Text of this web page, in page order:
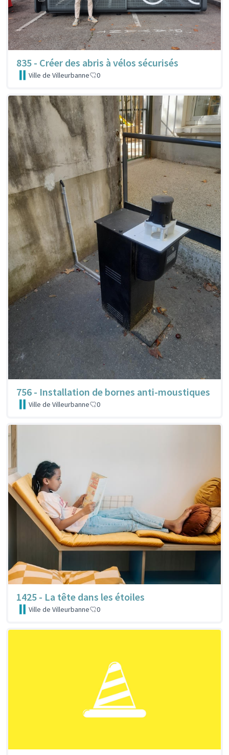
835 - Créer des abris à vélos sécurisés
Ville de Villeurbanne 0
756 - Installation de bornes anti-moustiques
Ville de Villeurbanne 0
1425 - La tête dans les étoiles
Ville de Villeurbanne 0